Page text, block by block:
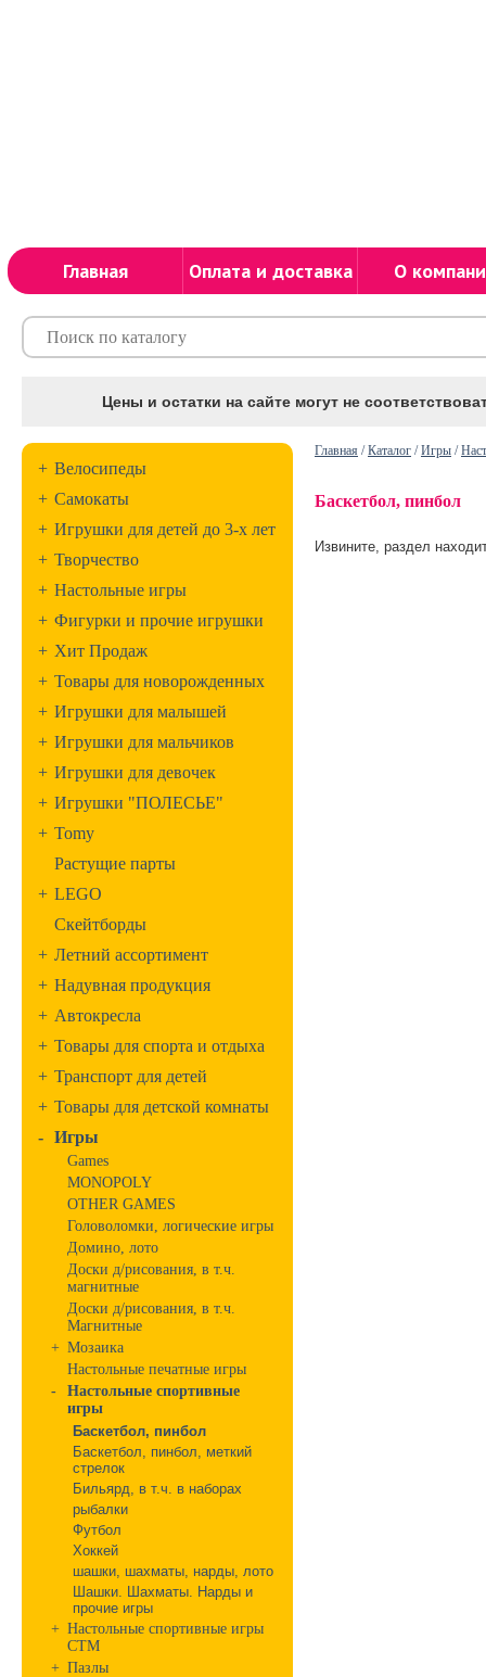
Главная Оплата и доставка О
Цены и остатки на сайте могут не
+ Велосипеды
+ Самокаты
+ Игрушки для детей до 3-х лет
+ Творчество
+ Настольные игры
+ Фигурки и прочие игрушки
+ Хит Продаж
+ Товары для новорожденных
+ Игрушки для малышей
+ Игрушки для мальчиков
+ Игрушки для девочек
+ Игрушки "ПОЛЕСЬЕ"
+ Tomy
Растущие парты
+ LEGO
Скейтборды
+ Летний ассортимент
+ Надувная продукция
+ Автокресла
+ Товары для спорта и отдыха
+ Транспорт для детей
+ Товары для детской комнаты
- Игры
Games
MONOPOLY
OTHER GAMES
Головоломки, логические игры
Домино, лото
Доски д/рисования, в т.ч.
магнитные
Доски д/рисования, в т.ч.
Магнитные
+ Мозаика
Настольные печатные игры
-
Настольные спортивные
игры
Баскетбол, пинбол
Баскетбол, пинбол, меткий
стрелок
Бильярд, в т.ч. в наборах
рыбалки
Футбол
Хоккей
шашки, шахматы, нарды, лото
Шашки. Шахматы. Нарды и
прочие игры
+ Настольные спортивные игры
СТМ
+ Пазлы
Главная /Каталог /Игры /
Баскетбол, пинбол
Извините, раздел